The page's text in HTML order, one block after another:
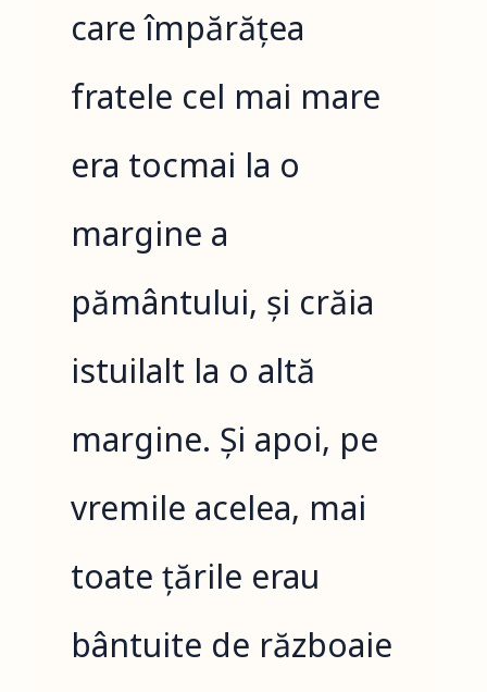
care împărățea
fratele cel mai mare
era tocmai la o
margine a
pământului, și crăia
istuilalt la o altă
margine. Și apoi, pe
vremile acelea, mai
toate țările erau
bântuite de războaie